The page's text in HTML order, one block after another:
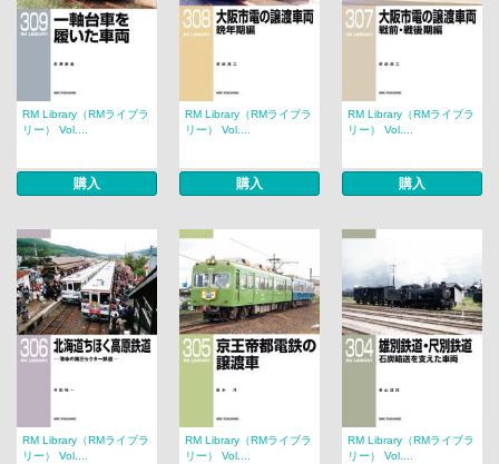
RM Library（RMライブラ
リー） Vol....
購入
RM Library（RMライブラ
リー） Vol....
購入
RM Library（RMライブラ
リー） Vol....
購入
RM Library（RMライブラ
リー） Vol....
RM Library（RMライブラ
リー） Vol....
RM Library（RMライブラ
リー） Vol....